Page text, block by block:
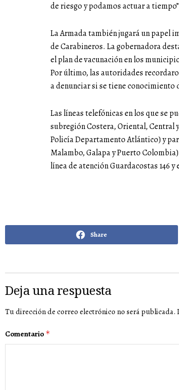
de riesgo y podamos actuar a
La Armada también jugará un papel
de Carabineros. La gobernadora
el plan de vacunación en los
Por último, las autoridades
a denunciar si se tiene conocimiento
Las líneas telefónicas en los que se
subregión Costera, Oriental, Central
Policía Departamento Atlántico) y
Malambo, Galapa y Puerto
línea de atención Guardacostas 146 y
Share
Deja una respuesta
Tu dirección de correo electrónico no será publicada.
Comentario *